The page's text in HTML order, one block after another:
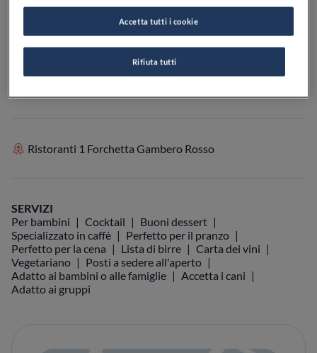
Ristoranti 1 Forchetta Gambero Rosso
SERVIZI
Per bambini
Cocktail
Buoni dessert
Specializzato in caffè
Perfetto per il pranzo
Perfetto per la cena
Lista di birre
Carta dei vini
Vegetariano
Posti a sedere all'aperto
Adatto ai bambini o alle famiglie
Accetta i cani
Adatto ai gruppi
Rifiuta tutti
Accetta tutti i cookie